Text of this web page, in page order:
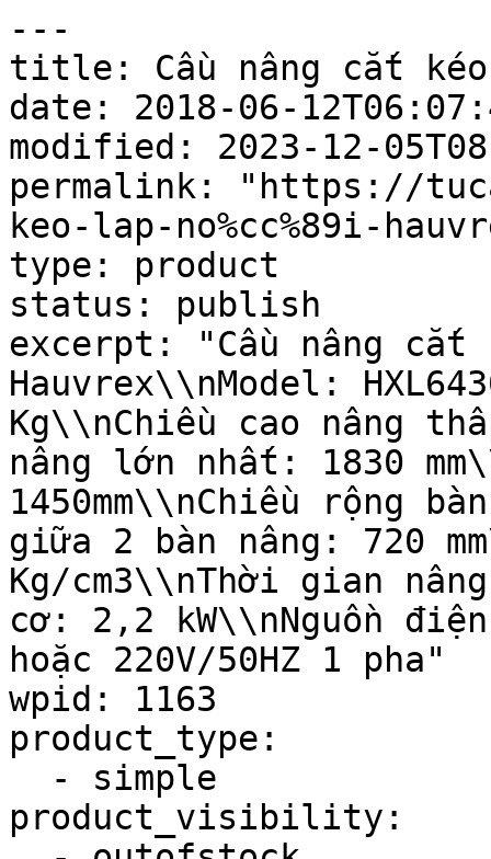
---
title: Cầu nâng cắt
date: 2018-06-
modified: 2023-12-
permalink: "https://
keo-lap-no%cc%89i-
type: product
status: publish
excerpt: "Cầu nâng
Hauvrex\\nModel:
Kg\\nChiều cao nâng
nâng lớn nhất: 1830
1450mm\\nChiều rộng
giữa 2 bàn nâng: 720
Kg/cm3\\nThời gian
cơ: 2,2 kW\\nNguồn
hoặc 220V/50HZ 1 pha"
wpid: 1163
product_type:
product_visibility: